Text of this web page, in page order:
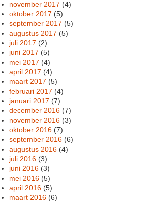
november 2017 (4)
oktober 2017 (5)
september 2017 (5)
augustus 2017 (5)
juli 2017 (2)
juni 2017 (5)
mei 2017 (4)
april 2017 (4)
maart 2017 (5)
februari 2017 (4)
januari 2017 (7)
december 2016 (7)
november 2016 (3)
oktober 2016 (7)
september 2016 (6)
augustus 2016 (4)
juli 2016 (3)
juni 2016 (3)
mei 2016 (5)
april 2016 (5)
maart 2016 (6)